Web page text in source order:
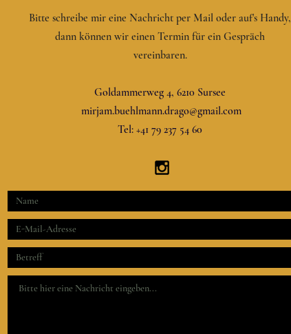
Bitte schreibe mir eine Nachricht per Mail oder auf's Handy,
dann können wir einen Termin für ein Gespräch
vereinbaren.
Goldammerweg 4, 6210 Sursee
mirjam.buehlmann.drago@gmail.com
Tel: +41 79 237 54 60